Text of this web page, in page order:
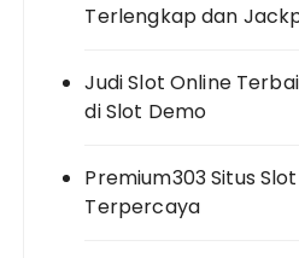
Terlengkap dan
Judi Slot Online
di Slot Demo
Premium303 Situs
Terpercaya